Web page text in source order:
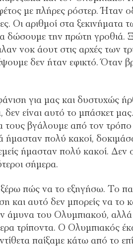
φέτος με πλήρες ρόστερ.
Οι αριθμοί στα ξεκινήματα
δώσουμε την πρώτη γροθιά.
νοκ άουτ στις αρχές των
δεν ήταν εφικτό. Όταν
για μας και δυστυχώς
δεν είναι αυτό το μπάσκετ
βγάλουμε από τον τρόπο
ήμασταν πολύ κακοί,
ήμασταν πολύ κακοί. Δεν
σήμερα.
πώς να το εξηγήσω. Το
και αυτό δεν μπορείς να το
άμυνα του Ολυμπιακού, αλλά
τρίποντα. Ο Ολυμπιακός
παίξαμε κάτω από το